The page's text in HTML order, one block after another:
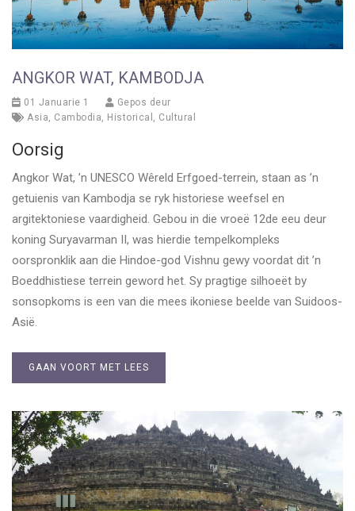
ANGKOR WAT, KAMBODJA
01 Januarie 1
Gepos deur
Asia, Cambodia, Historical , Cultural
Oorsig
Angkor Wat, ’n UNESCO Wêreld Erfgoed-terrein, staan as ’n
getuienis van Kambodja se ryk historiese weefsel en
argitektoniese vaardigheid. Gebou in die vroeë 12de eeu deur
koning Suryavarman II, was hierdie tempelkompleks
oorspronklik aan die Hindoe-god Vishnu gewy voordat dit ’n
Boeddhistiese terrein geword het. Sy pragtige silhoeët by
sonsopkoms is een van die mees ikoniese beelde van Suidoos-
Asië.
GAAN VOORT MET LEES